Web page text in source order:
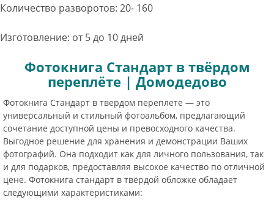
Количество разворотов: 20- 160
Изготовление: от 5 до 10 дней
Фотокнига Стандарт в твёрдом
переплёте | Домодедово
Фотокнига Стандарт в твердом переплете — это
универсальный и стильный фотоальбом, предлагающий
сочетание доступной цены и превосходного качества.
Выгодное решение для хранения и демонстрации Ваших
фотографий. Она подходит как для личного пользования, так
и для подарков, предоставляя высокое качество по отличной
цене. Фотокнига стандарт в твёрдой обложке обладает
следующими характеристиками: